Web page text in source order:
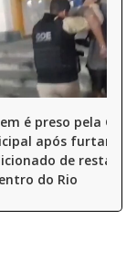
é preso pela
após furtar ar-
de
do Rio